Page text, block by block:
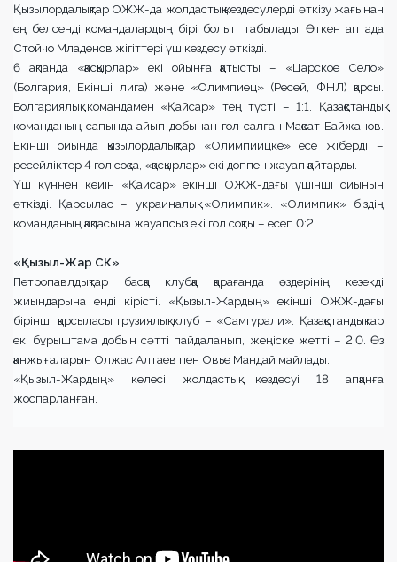
Қызылордалықтар ОЖЖ-да жолдастық кездесулерді өткізу жағынан
ең белсенді командалардың бірі болып табылады. Өткен аптада
Стойчо Младенов жігіттері үш кездесу өткізді.
6 ақпанда «қасқырлар» екі ойынға қатысты – «Царское Село»
(Болгария, Екінші лига) және «Олимпиец» (Ресей, ФНЛ) қарсы.
Болгариялық командамен «Қайсар» тең түсті – 1:1. Қазақстандық
команданың сапында айып добынан гол салған Мақсат Байжанов.
Екінші ойында қызылордалықтар «Олимпийцке» есе жіберді –
ресейліктер 4 гол соқса, «қасқырлар» екі доппен жауап қайтарды.
Үш күннен кейін «Қайсар» екінші ОЖЖ-дағы үшінші ойынын
өткізді. Қарсылас – украиналық «Олимпик». «Олимпик» біздің
команданың қақпасына жауапсыз екі гол соқты – есеп 0:2.
«Қызыл-Жар СК»
Петропавлдықтар басқа клубқа қарағанда өздерінің кезекді
жиындарына енді кірісті. «Қызыл-Жардың» екінші ОЖЖ-дағы
бірінші қарсыласы грузиялық клуб – «Самгурали». Қазақстандықтар
екі бұрыштама добын сәтті пайдаланып, жеңіске жетті – 2:0. Өз
қанжығаларын Олжас Алтаев пен Овье Мандай майлады.
«Қызыл-Жардың» келесі жолдастық кездесуі 18 апқанға
жоспарланған.